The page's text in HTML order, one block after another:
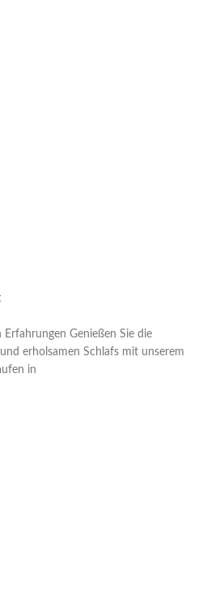
Genießen Sie die
erholsamen Schlafs mit unserem
in